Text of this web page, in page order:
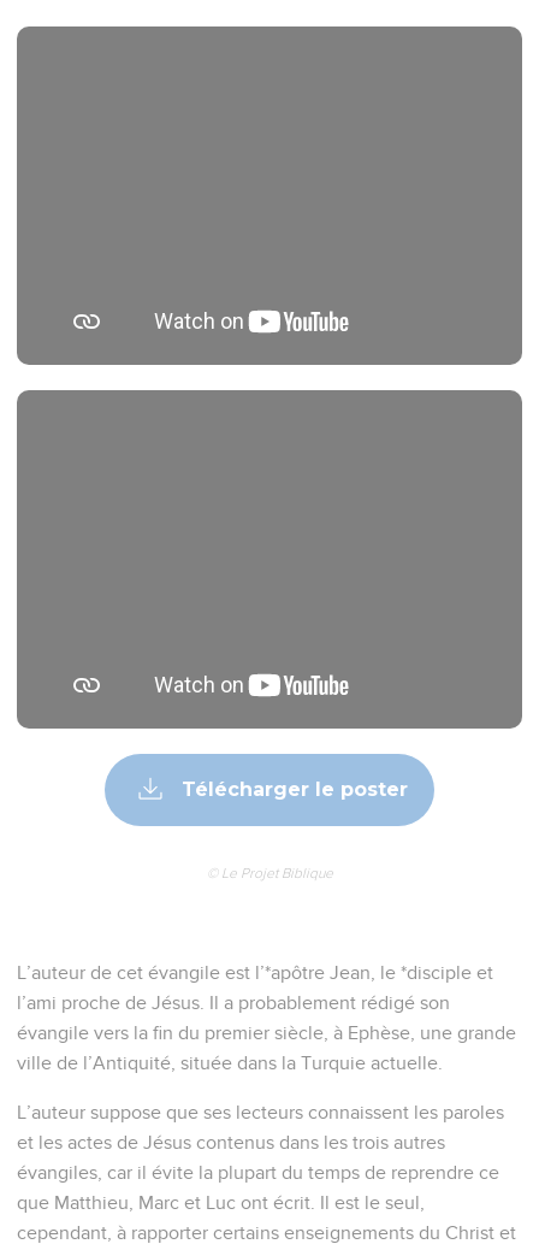
Télécharger le poster
© Le Projet Biblique
L’auteur de cet évangile est l’*apôtre Jean, le *disciple et
l’ami proche de Jésus. Il a probablement rédigé son
évangile vers la fin du premier siècle, à Ephèse, une grande
ville de l’Antiquité, située dans la Turquie actuelle.
L’auteur suppose que ses lecteurs connaissent les paroles
et les actes de Jésus contenus dans les trois autres
évangiles, car il évite la plupart du temps de reprendre ce
que Matthieu, Marc et Luc ont écrit. Il est le seul,
cependant, à rapporter certains enseignements du Christ et